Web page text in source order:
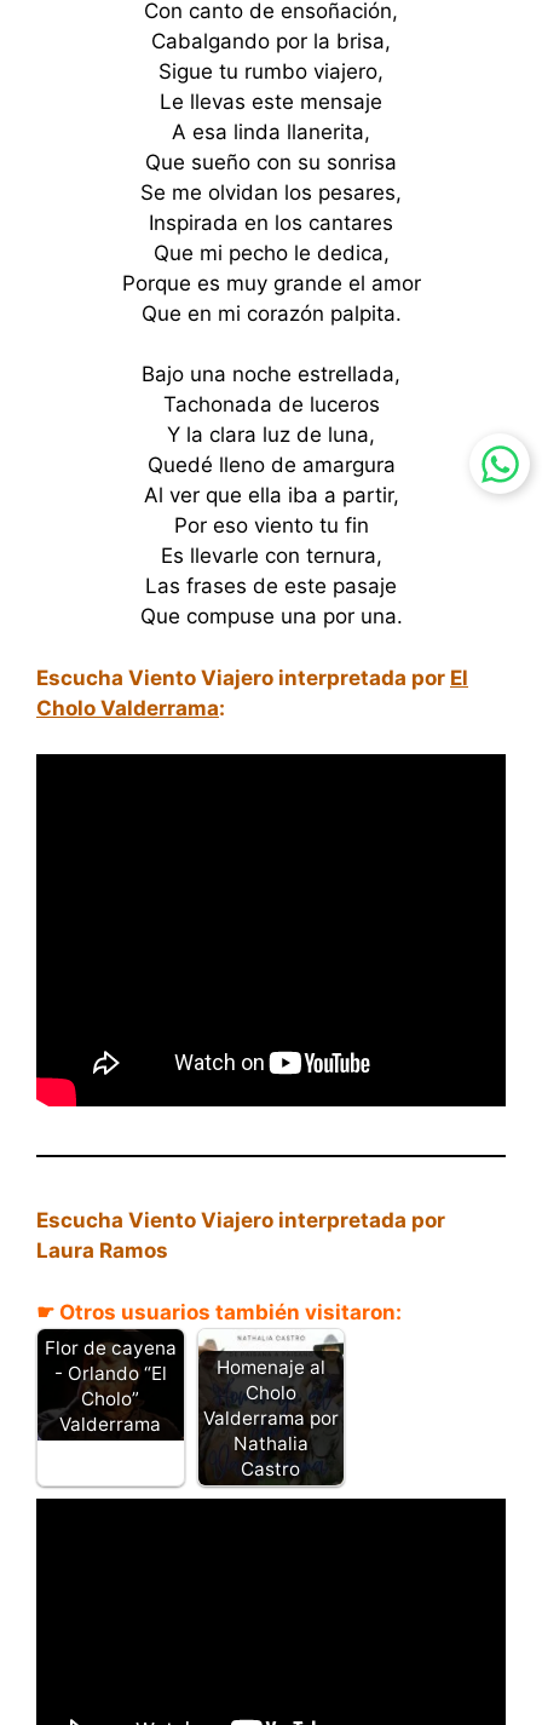
Con canto de ensoñación,
Cabalgando por la brisa,
Sigue tu rumbo viajero,
Le llevas este mensaje
A esa linda llanerita,
Que sueño con su sonrisa
Se me olvidan los pesares,
Inspirada en los cantares
Que mi pecho le dedica,
Porque es muy grande el amor
Que en mi corazón palpita.
Bajo una noche estrellada,
Tachonada de luceros
Y la clara luz de luna,
Quedé lleno de amargura
Al ver que ella iba a partir,
Por eso viento tu fin
Es llevarle con ternura,
Las frases de este pasaje
Que compuse una por una.
Escucha Viento Viajero interpretada por El
Cholo Valderrama:
Escucha Viento Viajero interpretada por
Laura Ramos
☛ Otros usuarios también visitaron:
Flor de cayena
- Orlando “El
Cholo”
Valderrama
Homenaje al
Cholo
Valderrama por
Nathalia
Castro